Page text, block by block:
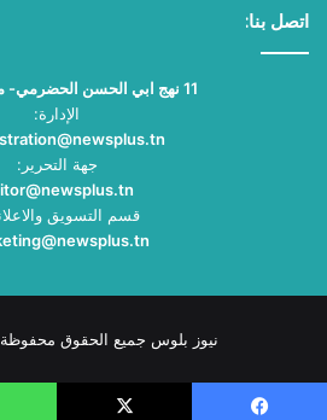
اتصل بنا:
11 نهج ابي الحسن الحضرمي- منوبة - تونس
الإدارة:
جهة التحرير:
قسم التسويق
نيوز بلوس جميع الحقوق محفوظة © 2017-